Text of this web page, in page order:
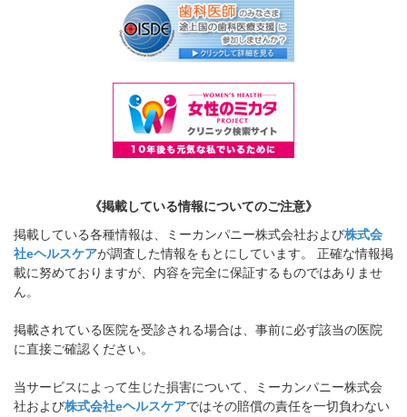
《掲載している情報についてのご注意》
掲載している各種情報は、ミーカンパニー株式会社および株式会
社eヘルスケアが調査した情報をもとにしています。 正確な情報掲
載に努めておりますが、内容を完全に保証するものではありませ
ん。
掲載されている医院を受診される場合は、事前に必ず該当の医院
に直接ご確認ください。
当サービスによって生じた損害について、ミーカンパニー株式会
社および株式会社eヘルスケアではその賠償の責任を一切負わない